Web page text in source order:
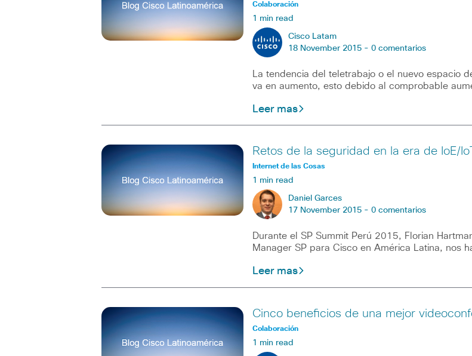
Colaboración
1 min read
Cisco Latam
18 November 2015 - 0 comentarios
La tendencia del teletrabajo o el nuevo espacio
va en aumento, esto debido al comprobable
Leer mas
Retos de la seguridad en la era de IoE/IoT
Internet de las Cosas
1 min read
Daniel Garces
17 November 2015 - 0 comentarios
Durante el SP Summit Perú 2015, Florian
Manager SP para Cisco en América Latina, nos
Leer mas
Cinco beneficios de una mejor
Colaboración
1 min read